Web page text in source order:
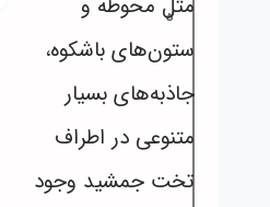
ه
ستون‌های باشکوه،
جاذبه‌های بسیار
متنوعی در اطراف
تخت جمشید وجود